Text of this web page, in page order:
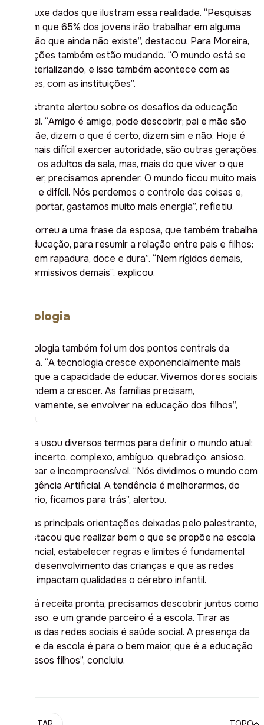
Ele trouxe dados que ilustram essa realidade. “Pesquisas
revelam que 65% dos jovens irão trabalhar em alguma
profissão que ainda não existe”, destacou. Para Moreira,
as relações também estão mudando. “O mundo está se
desmaterializando, e isso também acontece com as
relações, com as instituições”.
O palestrante alertou sobre os desafios da educação
parental. “Amigo é amigo, pode descobrir; pai e mãe são
pai e mãe, dizem o que é certo, dizem sim e não. Hoje é
muito mais difícil exercer autoridade, são outras gerações.
Somos os adultos da sala, mas, mais do que viver o que
aprender, precisamos aprender. O mundo ficou muito mais
incerto e difícil. Nós perdemos o controle das coisas e,
para importar, gastamos muito mais energia”, refletiu.
Ele recorreu a uma frase da esposa, que também trabalha
com educação, para resumir a relação entre pais e filhos:
“Que nem rapadura, doce e dura”. “Nem rígidos demais,
nem permissivos demais”, explicou.
Tecnologia
A tecnologia também foi um dos pontos centrais da
palestra. “A tecnologia cresce exponencialmente mais
rápido que a capacidade de educar. Vivemos dores sociais
que tendem a crescer. As famílias precisam,
definitivamente, se envolver na educação dos filhos”,
alertou.
Moreira usou diversos termos para definir o mundo atual:
volátil, incerto, complexo, ambíguo, quebradiço, ansioso,
não linear e incompreensível. “Nós dividimos o mundo com
a Inteligência Artificial. A tendência é melhorarmos, do
contrário, ficamos para trás”, alertou.
Entre as principais orientações deixadas pelo palestrante,
ele destacou que realizar bem o que se propõe na escola
é essencial, estabelecer regras e limites é fundamental
para o desenvolvimento das crianças e que as redes
sociais impactam qualidades o cérebro infantil.
“Não há receita pronta, precisamos descobrir juntos como
fazer isso, e um grande parceiro é a escola. Tirar as
crianças das redes sociais é saúde social. A presença da
família e da escola é para o bem maior, que é a educação
dos nossos filhos”, concluiu.